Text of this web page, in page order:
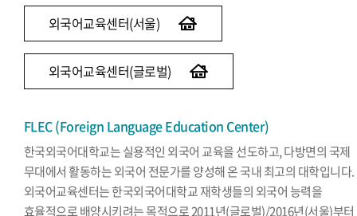
외국어교육센터(서울)
외국어교육센터(글로벌)
FLEC (Foreign Language Education Center)
한국외국어대학교는 실용적인 외국어 교육을 선도하고, 다방면의 국제
무대에서 활동하는 외국어 전문가를 양성해 온 국내 최고의 대학입니다.
외국어교육센터는 한국외국어대학교 재학생들의 외국어 능력을
효율적으로 배양시키려는 목적으로 2011년(글로벌)/2016년(서울)부터